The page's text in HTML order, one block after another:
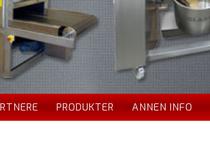
PRODUKTER ANNEN INFO